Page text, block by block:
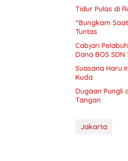
Tidur Pulas di
“Bungkam
Tuntas
Cabjari
Dana BOS SDN
Suasana Haru
Kuda
Dugaan Pungli
Tangan
Jakarta